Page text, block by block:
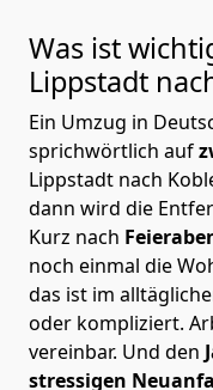
Was ist
Lippstadt
Ein Umzug in
sprichwörtlich auf
Lippstadt nach
dann wird die
Kurz nach
noch einmal die
das ist im
oder kompliziert.
vereinbar. Und den
stressigen